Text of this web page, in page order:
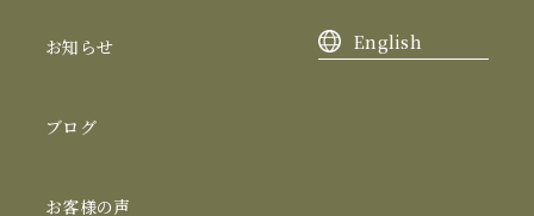
お知らせ
ブログ
お客様の声
English